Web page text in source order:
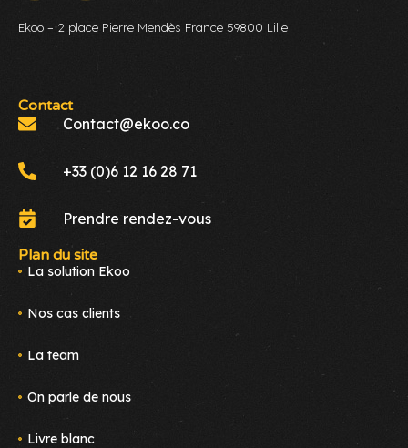
Ekoo – 2 place Pierre Mendès France 59800 Lille
Contact
Contact@ekoo.co
+33 (0)6 12 16 28 71
Prendre rendez-vous
Plan du site
La solution Ekoo
Nos cas clients
La team
On parle de nous
Livre blanc